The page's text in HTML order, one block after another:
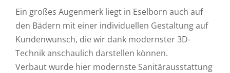
Ein großes Augenmerk liegt in Eselborn auch auf
den Bädern mit einer individuellen Gestaltung auf
Kundenwunsch, die wir dank modernster 3D-
Technik anschaulich darstellen können.
Verbaut wurde hier modernste Sanitärausstattung